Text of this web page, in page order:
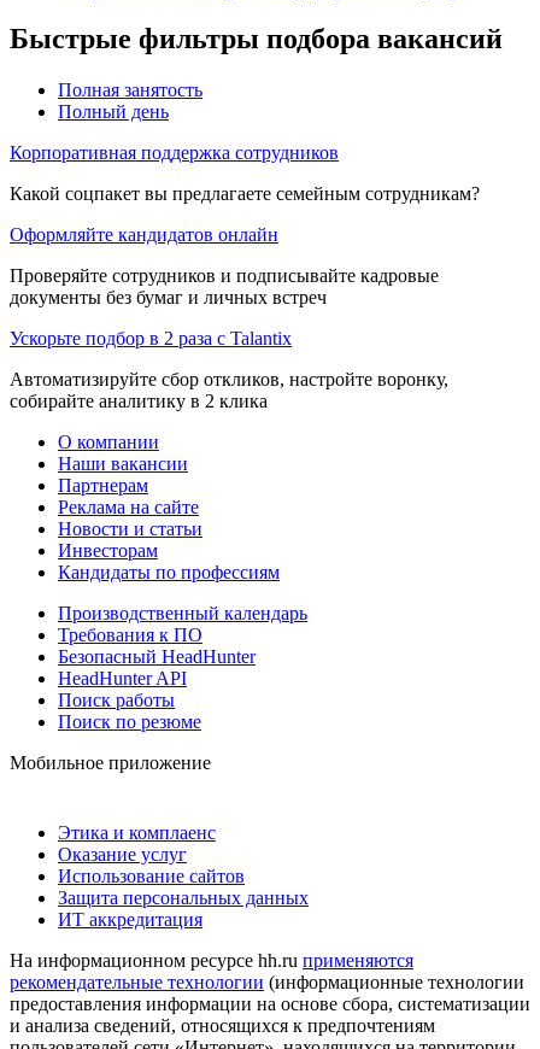
Быстрые фильтры подбора вакансий
Полная занятость
Полный день
Корпоративная поддержка сотрудников
Какой соцпакет вы предлагаете семейным сотрудникам?
Оформляйте кандидатов онлайн
Проверяйте сотрудников и подписывайте кадровые
документы без бумаг и личных встреч
Ускорьте подбор в 2 раза с Talantix
Автоматизируйте сбор откликов, настройте воронку,
собирайте аналитику в 2 клика
О компании
Наши вакансии
Партнерам
Реклама на сайте
Новости и статьи
Инвесторам
Кандидаты по профессиям
Производственный календарь
Требования к ПО
Безопасный HeadHunter
HeadHunter API
Поиск работы
Поиск по резюме
Мобильное приложение
Этика и комплаенс
Оказание услуг
Использование сайтов
Защита персональных данных
ИТ аккредитация
На информационном ресурсе hh.ru применяются
рекомендательные технологии (информационные технологии
предоставления информации на основе сбора, систематизации
и анализа сведений, относящихся к предпочтениям